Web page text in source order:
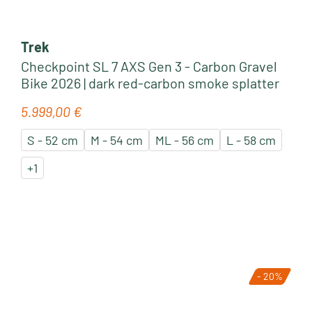
Trek
Checkpoint SL 7 AXS Gen 3 - Carbon Gravel
Bike 2026 | dark red-carbon smoke splatter
Regulärer Preis:
5.999,00 €
S - 52 cm M - 54 cm ML - 56 cm
L - 58 cm
+1
- 20%